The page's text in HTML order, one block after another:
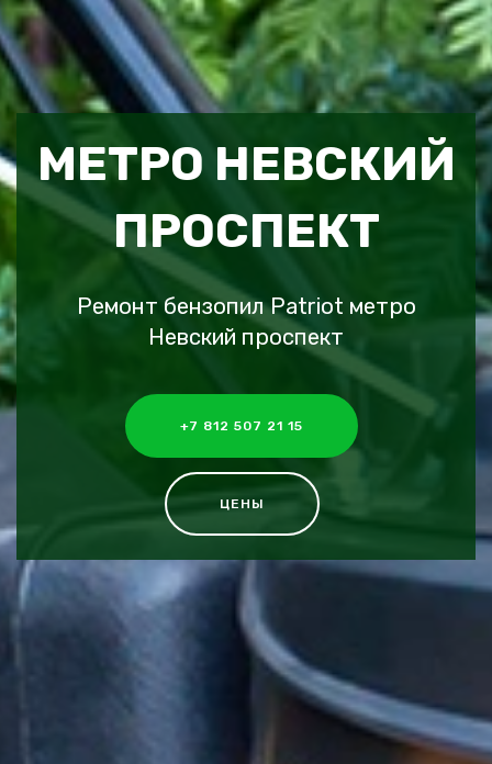
МЕТРО НЕВСКИЙ
ПРОСПЕКТ
Ремонт бензопил Patriot метро
Невский проспект
+7 812 507 21 15
ЦЕНЫ